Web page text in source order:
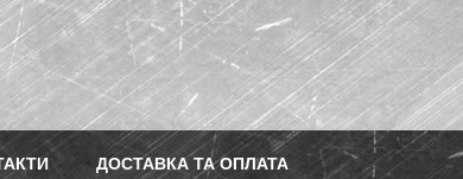
ДОСТАВКА ТА ОПЛАТА